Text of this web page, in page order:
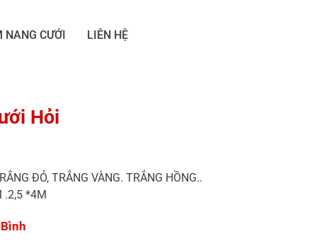
NANG CƯỚI LIÊN HỆ
Hỏi
ĐỎ, TRẮNG VÀNG. TRẮNG HỒNG..
.2,5 *4M